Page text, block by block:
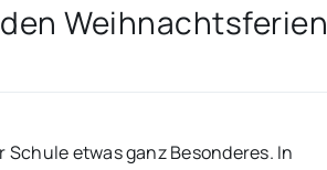
Weihnachtsferien
etwas ganz Besonderes. In